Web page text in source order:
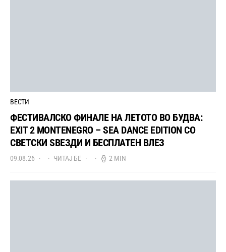
ВЕСТИ
ФЕСТИВАЛСКО ФИНАЛЕ НА ЛЕТОТО ВО БУДВА:
EXIT 2 MONTENEGRO – SEA DANCE EDITION СО
СВЕТСКИ ЅВЕЗДИ И БЕСПЛАТЕН ВЛЕЗ
09.08.26 ЧИТАЈ БЕ 2 MIN